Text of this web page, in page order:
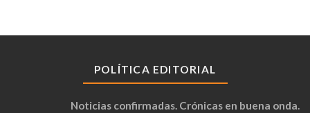
POLÍTICA EDITORIAL
Noticias confirmadas. Crónicas en buena onda.